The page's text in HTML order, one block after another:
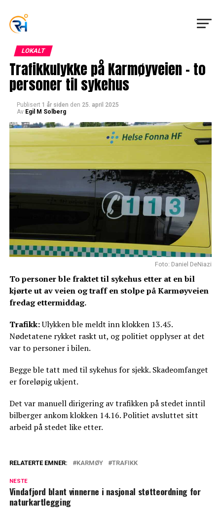
LOKALT
Trafikkulykke på Karmøyveien – to
personer til sykehus
Publisert 1 år siden den 25. april 2025
Av Egil M Solberg
Foto: Daniel DeNiazi
To personer ble fraktet til sykehus etter at en bil
kjørte ut av veien og traff en stolpe på Karmøyveien
fredag ettermiddag.
Trafikk:Ulykken ble meldt inn klokken 13.45.
Nødetatene rykket raskt ut, og politiet opplyser at det
var to personer i bilen.
Begge ble tatt med til sykehus for sjekk. Skadeomfanget
er foreløpig ukjent.
Det var manuell dirigering av trafikken på stedet inntil
bilberger ankom klokken 14.16. Politiet avsluttet sitt
arbeid på stedet like etter.
RELATERTE EMNER: KARMØY TRAFIKK
NESTE
Vindafjord blant vinnerne i nasjonal støtteordning for
naturkartlegging